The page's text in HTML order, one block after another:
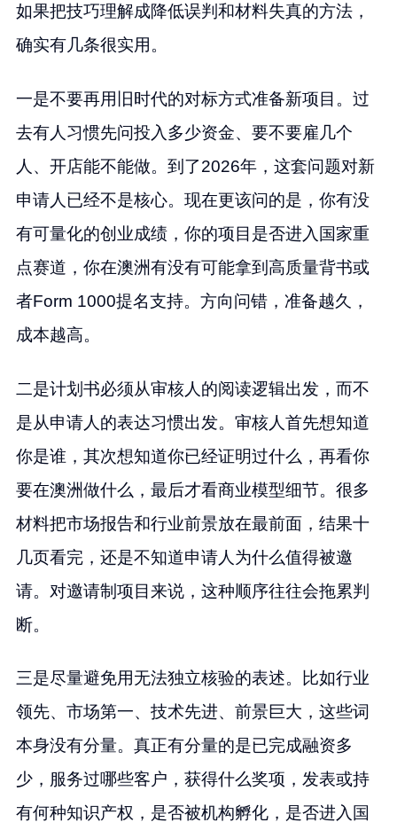
如果把技巧理解成降低误判和材料失真的方法，
确实有几条很实用。
一是不要再用旧时代的对标方式准备新项目。过
去有人习惯先问投入多少资金、要不要雇几个
人、开店能不能做。到了2026年，这套问题对新
申请人已经不是核心。现在更该问的是，你有没
有可量化的创业成绩，你的项目是否进入国家重
点赛道，你在澳洲有没有可能拿到高质量背书或
者Form 1000提名支持。方向问错，准备越久，
成本越高。
二是计划书必须从审核人的阅读逻辑出发，而不
是从申请人的表达习惯出发。审核人首先想知道
你是谁，其次想知道你已经证明过什么，再看你
要在澳洲做什么，最后才看商业模型细节。很多
材料把市场报告和行业前景放在最前面，结果十
几页看完，还是不知道申请人为什么值得被邀
请。对邀请制项目来说，这种顺序往往会拖累判
断。
三是尽量避免用无法独立核验的表述。比如行业
领先、市场第一、技术先进、前景巨大，这些词
本身没有分量。真正有分量的是已完成融资多
少，服务过哪些客户，获得什么奖项，发表或持
有何种知识产权，是否被机构孵化，是否进入国